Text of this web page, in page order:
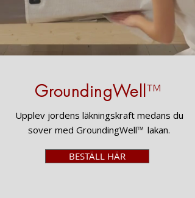
GroundingWell ™
Upplev jordens läkningskraft medans du
sover med GroundingWell™ lakan.
BESTÄLL HÄR